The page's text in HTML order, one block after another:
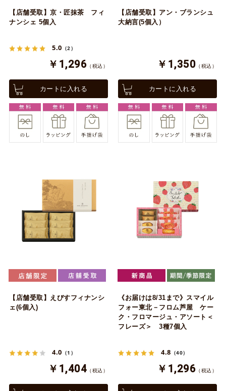
【店舗受取】京・匠抹茶 フィ
ナンシェ 5個入
5.0 （2）
￥1,296 （税込）
カートに入れる
【店舗受取】アン・ブランシュ
大納言(5個入）
￥1,350 （税込）
カートに入れる
【店舗受取】えびすフィナンシ
ェ(6個入)
4.0 （1）
￥1,404 （税込）
《お届けは8/31まで》スマイル
フォー東北－フロム芦屋 ケー
ク・フロマージュ・アソート＜
フレーズ＞ 3種7個入
4.8 （40）
￥1,296 （税込）